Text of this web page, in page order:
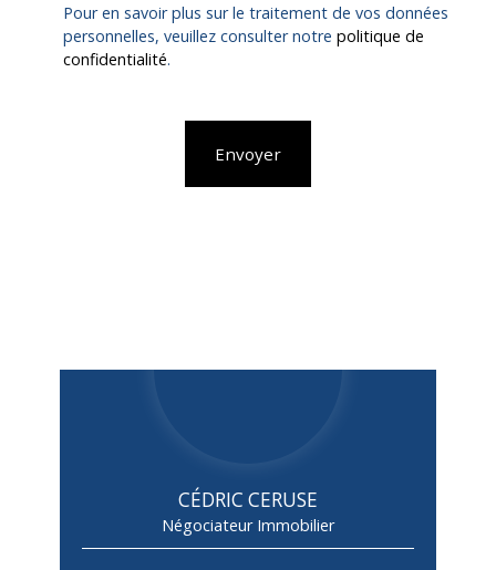
Pour en savoir plus sur le traitement de vos données
personnelles, veuillez consulter notre politique de
confidentialité.
Envoyer
CÉDRIC CERUSE
Négociateur Immobilier